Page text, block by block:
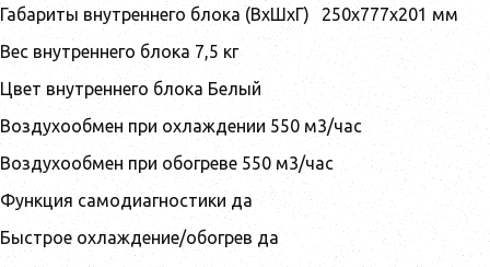
Габариты внутреннего блока (ВхШхГ)
250x777x201 мм
Вес внутреннего блока 7,5 кг
Цвет внутреннего блока Белый
Воздухообмен при охлаждении 550 м3/час
Воздухообмен при обогреве 550 м3/час
Функция самодиагностики да
Быстрое охлаждение/обогрев да